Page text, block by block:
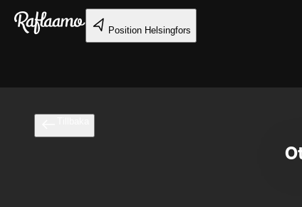
Gå till huvudinnehållet
Position Helsingfors